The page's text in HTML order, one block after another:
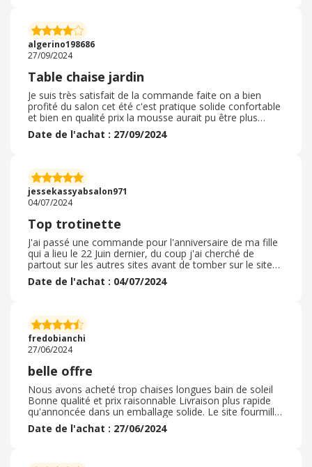
à côté. La cheminée permet de gagner 2 degrés en 3h
ça permet d'avoir une petite source de chaleur d'appoint
et donne une ambiance douce
algerino198686
27/09/2024
Table chaise jardin
Je suis très satisfait de la commande faite on a bien
profité du salon cet été c'est pratique solide confortable
et bien en qualité prix la mousse aurait pu être plus
epaisse et moelleuse mais je recommande quand
meme attention a ne pas mettre des choses lourdes sur
quand meme stable on peut manger à 6 ca passe très
bon produit quand même je recommande livré avec soin
et rapidement donc satisfait
Date de l'achat : 27/09/2024
jessekassyabsalon971
04/07/2024
Top trotinette
J'ai passé une commande pour l'anniversaire de ma fille
qui a lieu le 22 Juin dernier, du coup j'ai cherché de
partout sur les autres sites avant de tomber sur le site
du vendeur auquel j'ai acheté la magnifique trotinette
Rose et très stylée avec led dans l'ensemble ça va
avec le mode pliable pour mettre dans la voiture quand
on va à une sortie ce qui rend encore plus magnifique et
du coup j'ai gardé pendant plusieurs jours dans le coffre
ça prend pas beaucoup de place
Date de l'achat : 04/07/2024
fredobianchi
27/06/2024
belle offre
Nous avons acheté trop chaises longues bain de soleil
Bonne qualité et prix raisonnable Livraison plus rapide
qu'annoncée dans un emballage solide. Le site fourmille
de beaux articles alors attention à la tentation. Je vais
aller voir si les soldes sont intéressantes. Merci à eux
Date de l'achat : 27/06/2024